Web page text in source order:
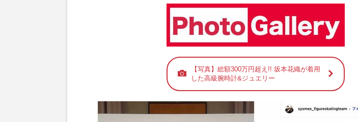
u
e
【写真】総額300万円超え!! 坂本花織が着用
した高級腕時計&ジュエリー